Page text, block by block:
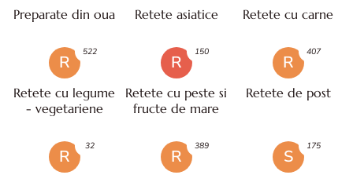
Preparate din oua Retete asiatice Retete cu carne
R
Retete cu legume
- vegetariene
522
R
Retete cu peste si
fructe de mare
150
R
Retete de post
407
R
32
R
389
S
175